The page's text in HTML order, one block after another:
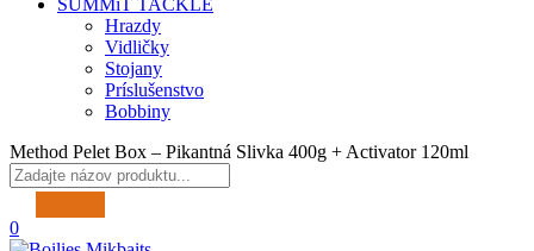
SUMMiT TACKLE
Hrazdy
Vidličky
Stojany
Príslušenstvo
Bobbiny
Method Pelet Box – Pikantná Slivka 400g + Activator 120ml
0